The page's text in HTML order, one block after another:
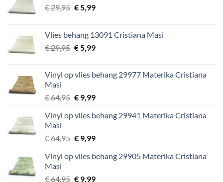
€29,95 Oorspronkelijke
€ 29,95.
€5,99Huidige
€ 5,99.
Vlies behang 13091 Cristiana Masi
€29,95 Oorspronkelijke
€ 29,95.
€5,99Huidige
€ 5,99.
Vinyl op vlies behang 29977 Materika Cristiana
Masi
€64,95 Oorspronkelijke
was:
€9,99Huidige
is:
Vinyl op vlies behang 29941 Materika Cristiana
Masi
€64,95 Oorspronkelijke
was:
€9,99Huidige
is:
Vinyl op vlies behang 29905 Materika Cristiana
Masi
€64,95 Oorspronkelijke
€9,99Huidige